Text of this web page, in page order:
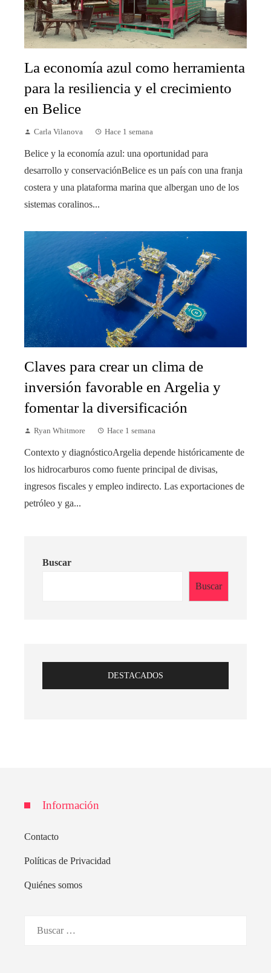
La economía azul como herramienta
para la resiliencia y el crecimiento
en Belice
Carla Vilanova Hace 1 semana
Belice y la economía azul: una oportunidad para
desarrollo y conservaciónBelice es un país con una franja
costera y una plataforma marina que albergan uno de los
sistemas coralinos...
Claves para crear un clima de
inversión favorable en Argelia y
fomentar la diversificación
Ryan Whitmore Hace 1 semana
Contexto y diagnósticoArgelia depende históricamente de
los hidrocarburos como fuente principal de divisas,
ingresos fiscales y empleo indirecto. Las exportaciones de
petróleo y ga...
Buscar
Buscar
DESTACADOS
Información
Contacto
Políticas de Privacidad
Quiénes somos